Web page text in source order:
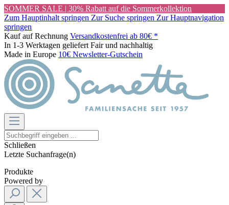
SOMMER SALE | 30% Rabatt auf die Sommerkollektion
Zum Hauptinhalt springen Zur Suche springen Zur Hauptnavigation
springen
Kauf auf Rechnung Versandkostenfrei ab 80€ *
In 1-3 Werktagen geliefert Fair und nachhaltig
Made in Europe 10€ Newsletter-Gutschein
Schließen
Letzte Suchanfrage(n)
Produkte
Powered by